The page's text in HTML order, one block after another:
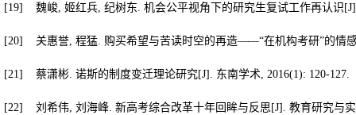
[19] 魏峻 姬红兵 纪树东 机会公平视角下的研究生复试工作再认识
[20] 关惠誉 程猛 购买希望与苦读时空的再造——“在机构考研”的情
[21] 蔡潇彬 诺斯的制度变迁理论研究[J]. 东南学术 , 2016(1): 120-127.
[22] 刘希伟 刘海峰 新高考综合改革十年回眸与反思[J]. 教育研究与